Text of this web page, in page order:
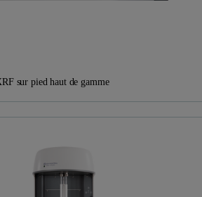
sur pied haut de gamme